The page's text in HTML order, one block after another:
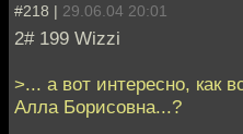
#218 | 29.06.04 20:01
2# 199 Wizzi
>... а вот интересно, как
Алла Борисовна...?